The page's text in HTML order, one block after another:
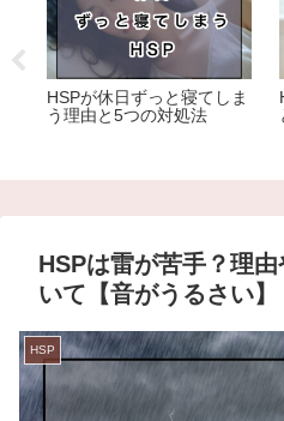
HSPが休日ずっと寝てしま
う理由と5つの対処法
HSPは雷が苦手？理
いて【音がうるさい】
HSP